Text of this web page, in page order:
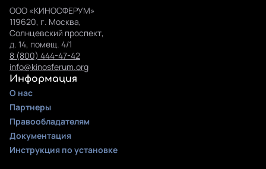
ООО «КИНОСФЕРУМ»
119620, г. Москва,
Солнцевский проспект,
д. 14, помещ. 4/1
8 (800) 444-47-42
info@kinosferum.org
Информация
О нас
Партнеры
Правообладателям
Документация
Инструкция по установке